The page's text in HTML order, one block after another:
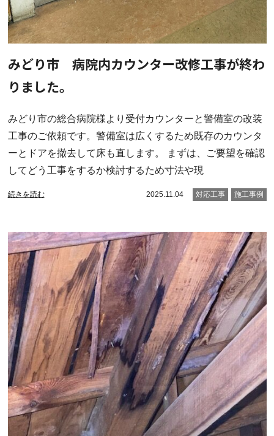
みどり市 病院内カウンター改修工事が終わ
りました。
みどり市の総合病院様より受付カウンターと警備室の改装
工事のご依頼です。警備室は広くするため既存のカウンタ
ーとドアを撤去して床も直します。 まずは、ご要望を確認
してどう工事をするか検討するため寸法や現
続きを読む 2025.11.04 対応工事 施工事例